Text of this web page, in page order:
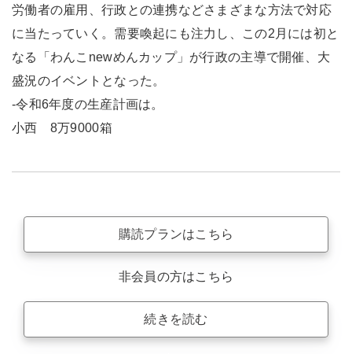
労働者の雇用、行政との連携などさまざまな方法で対応
に当たっていく。需要喚起にも注力し、この2月には初と
なる「わんこnewめんカップ」が行政の主導で開催、大
盛況のイベントとなった。
-令和6年度の生産計画は。
小西 8万9000箱
購読プランはこちら
非会員の方はこちら
続きを読む